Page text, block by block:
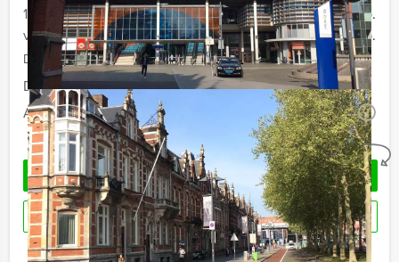
10 - 14 personen
€ 19,50 p.p.
vanaf 15 personen
€ 17,50 p.p.
De prijzen zijn exclusief BTW
Duur:
2 uur
Aantal:
Minimaal 10 personen i
Geheel vrijblijvend
OFFERTE AANVRAGEN
RESERVEREN
Ik heb een vraag over dit uitje